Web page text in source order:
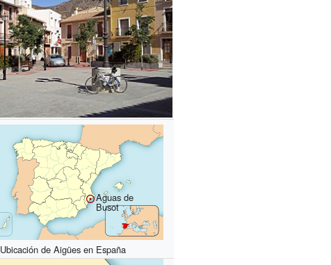
Aguas de
Busot
Ubicación de Aigües en España